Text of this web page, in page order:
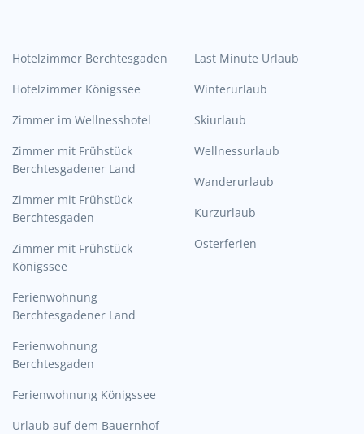
Hotelzimmer Berchtesgaden
Hotelzimmer Königssee
Zimmer im Wellnesshotel
Zimmer mit Frühstück
Berchtesgadener Land
Zimmer mit Frühstück
Berchtesgaden
Zimmer mit Frühstück
Königssee
Ferienwohnung
Berchtesgadener Land
Ferienwohnung
Berchtesgaden
Ferienwohnung Königssee
Urlaub auf dem Bauernhof
Last Minute Urlaub
Winterurlaub
Skiurlaub
Wellnessurlaub
Wanderurlaub
Kurzurlaub
Osterferien